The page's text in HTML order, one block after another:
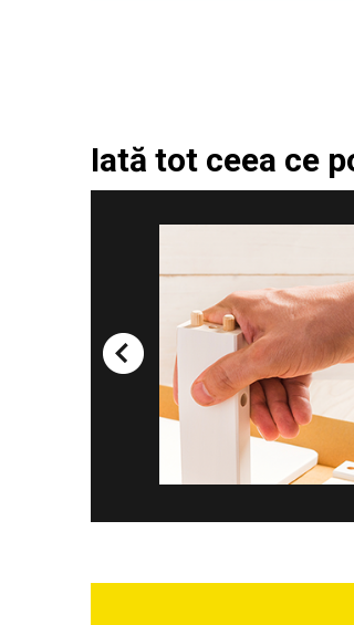
Iată tot ceea ce
Cum să repari un obiect
de podoabă cu
Picătura®?
VEZI!